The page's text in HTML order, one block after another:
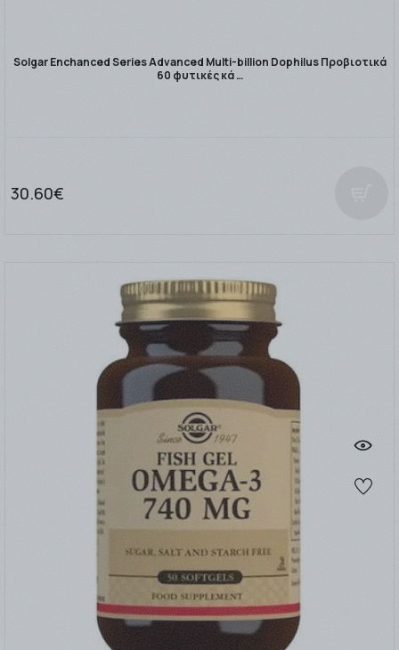
Solgar Enchanced Series Advanced Multi-billion Dophilus Προβιοτικά
60 φυτικές κά …
30.60€